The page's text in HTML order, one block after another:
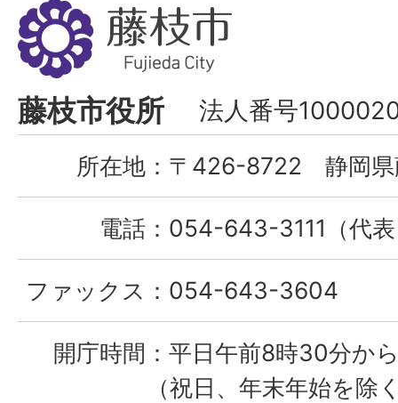
藤
枝
市
Fujieda
City
藤枝市役所 法人番号
所在地： 〒426-8722 静岡県
電話： 054-643-3111（代
ファックス： 054-643-3604
開庁時間： 平日午前8時30分か
（祝日、年末年始を除